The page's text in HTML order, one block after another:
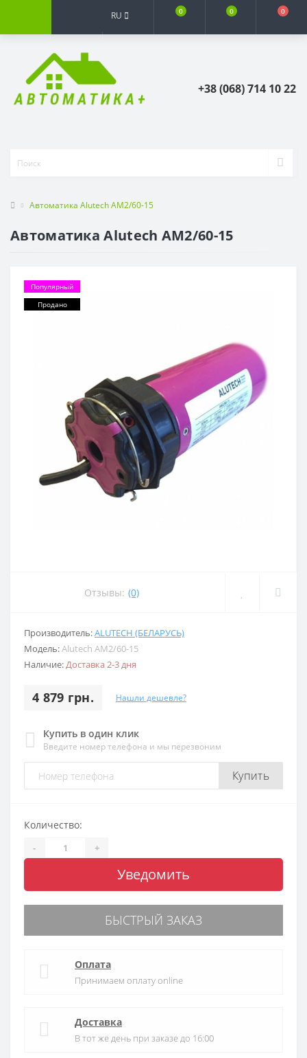
RU 0 0 0
+38 (068) 714 10 22
Автоматика Alutech AM2/60-15
Автоматика Alutech AM2/60-15
Популярный
Продано
Отзывы: (0)
Производитель:ALUTECH (БЕЛАРУСЬ)
Модель:Alutech AM2/60-15
Наличие:Доставка 2-3 дня
4 879 грн. Нашли дешевле?
Купить в один клик
Введите номер телефона и мы перезвоним
Купить
Количество:
- +
Уведомить
БЫСТРЫЙ ЗАКАЗ
Оплата
Принимаем оплату online
Доставка
В тот же день при заказе до 16:00